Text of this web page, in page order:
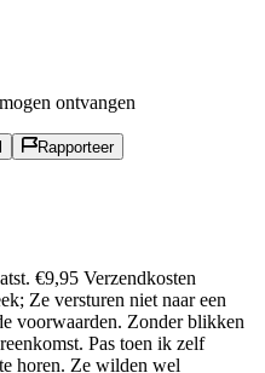
ontvangen
Rapporteer
€9,95 Verzendkosten
Ze versturen niet naar een
voorwaarden. Zonder blikken
Pas toen ik zelf
horen. Ze wilden wel